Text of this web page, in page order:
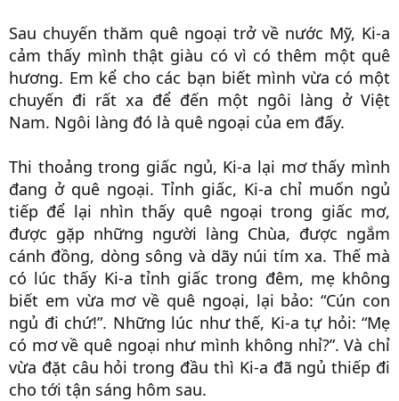
Sau chuyến thăm quê ngoại trở về nước Mỹ, Ki-a
cảm thấy mình thật giàu có vì có thêm một quê
hương. Em kể cho các bạn biết mình vừa có một
chuyến đi rất xa để đến một ngôi làng ở Việt
Nam. Ngôi làng đó là quê ngoại của em đấy.
Thi thoảng trong giấc ngủ, Ki-a lại mơ thấy mình
đang ở quê ngoại. Tỉnh giấc, Ki-a chỉ muốn ngủ
tiếp để lại nhìn thấy quê ngoại trong giấc mơ,
được gặp những người làng Chùa, được ngắm
cánh đồng, dòng sông và dãy núi tím xa. Thế mà
có lúc thấy Ki-a tỉnh giấc trong đêm, mẹ không
biết em vừa mơ về quê ngoại, lại bảo: “Cún con
ngủ đi chứ!”. Những lúc như thế, Ki-a tự hỏi: “Mẹ
có mơ về quê ngoại như mình không nhỉ?”. Và chỉ
vừa đặt câu hỏi trong đầu thì Ki-a đã ngủ thiếp đi
cho tới tận sáng hôm sau.